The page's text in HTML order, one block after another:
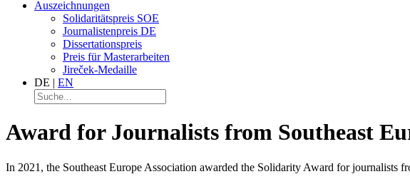
Auszeichnungen
Solidaritätspreis SOE
Journalistenpreis DE
Dissertationspreis
Preis für Masterarbeiten
Jireček-Medaille
DE | EN
Award for Journalists from Southeast
In 2021, the Southeast Europe Association awarded the Solidarity Award for journalists